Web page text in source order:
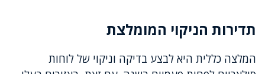
תדירות הניקוי המומלצת
המלצה כללית היא לבצע בדיקה וניקוי של לוחות